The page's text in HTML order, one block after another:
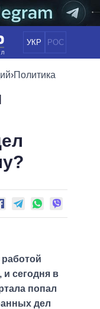
УКР РОС
›Политика
и сегодня в
попал
дел